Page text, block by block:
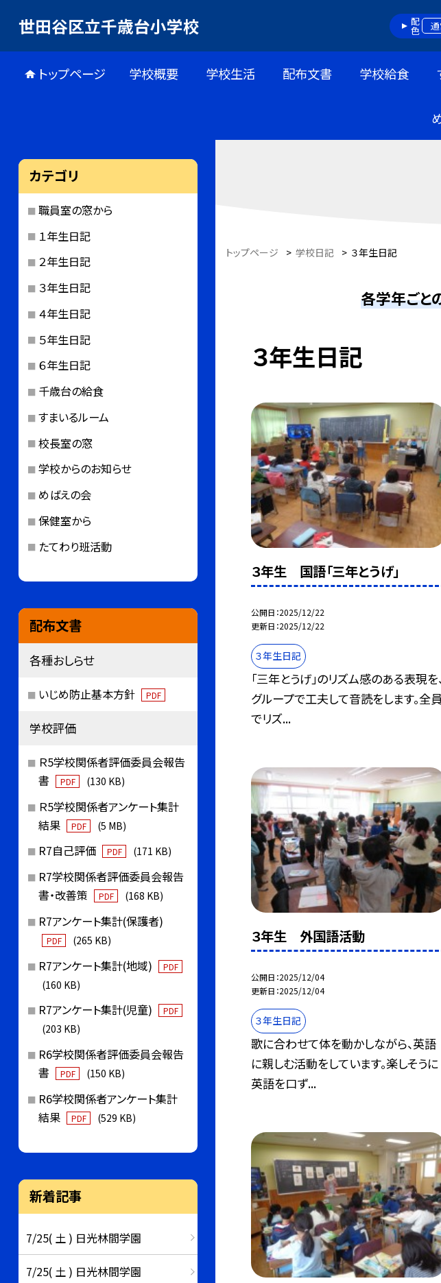
世田谷区立千歳台小学校 配色
トップページ 学校概要 学校生活 配布文書 学校給食
トップページ > 学校日記 > ３年生日記
各学年ごと
３年生日記
３年生 国語「三年とうげ」
公開日 2025/12/22
更新日 2025/12/22
３年生日記
「三年とうげ」のリズム感のある表現を、
グループで工夫して音読をします。全員
でリズ...
３年生 外国語活動
公開日 2025/12/04
更新日 2025/12/04
３年生日記
歌に合わせて体を動かしながら、英語
に親しむ活動をしています。楽しそうに
英語を口ず...
カテゴリ
職員室の窓から
１年生日記
２年生日記
３年生日記
４年生日記
５年生日記
６年生日記
千歳台の給食
すまいるルーム
校長室の窓
学校からのお知らせ
めばえの会
保健室から
たてわり班活動
配布文書
各種おしらせ
いじめ防止基本方針 PDF
学校評価
Ｒ5学校関係者評価委員会報告
書
PDF (130 KB)
Ｒ5学校関係者アンケート集計
結果
PDF (5 MB)
R7自己評価 PDF (171 KB)
R7学校関係者評価委員会報告
書・改善策
PDF (168 KB)
R7アンケート集計(保護者)
PDF (265 KB)
R7アンケート集計(地域) PDF
(160 KB)
R7アンケート集計(児童) PDF
(203 KB)
R6学校関係者評価委員会報告
書
PDF (150 KB)
R6学校関係者アンケート集計
結果
PDF (529 KB)
新着記事
7/25( 土 ) 日光林間学園
7/25( 土 ) 日光林間学園